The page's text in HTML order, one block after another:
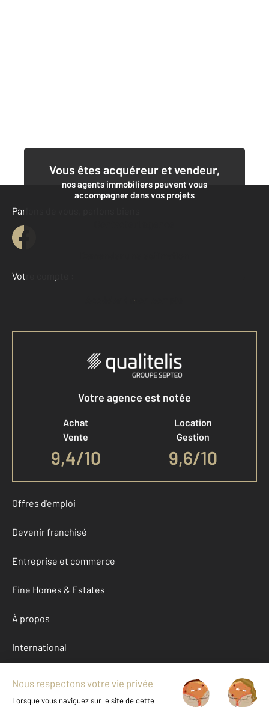
Vous êtes acquéreur et vendeur,
nos agents immobiliers peuvent vous
accompagner dans vos projets
Contacter l'agence
Demander une estimation
Parlons de vous, parlons biens
Votre compte :
Accéder à mon compte
Votre agence est notée
Achat
Vente
9,4/10
Location
Gestion
9,6/10
Offres d'emploi
Devenir franchisé
Entreprise et commerce
Fine Homes & Estates
À propos
International